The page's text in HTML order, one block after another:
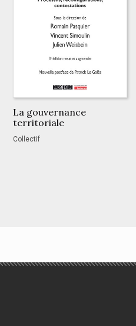
La gouvernance
territoriale
Collectif